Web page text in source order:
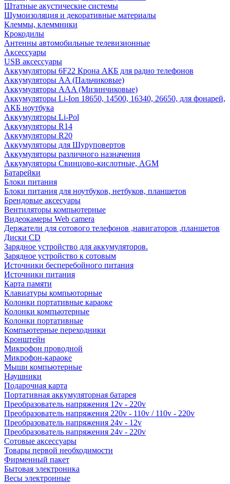
Штатные акустические системы
Шумоизоляция и декоративные материалы
Клеммы, клеммники
Крокодилы
Антенны автомобильные телевизионные
Аксессуары
USB аксессуары
Аккумуляторы 6F22 Крона АКБ для радио телефонов
Аккумуляторы AA (Пальчиковые)
Аккумуляторы AAA (Мизинчиковые)
Аккумуляторы Li-Ion 18650, 14500, 16340, 26650, для фонарей,
АКБ ноутбука
Аккумуляторы Li-Pol
Аккумуляторы R14
Аккумуляторы R20
Аккумуляторы для Шуруповертов
Аккумуляторы различного назначения
Аккумуляторы Свинцово-кислотные, AGM
Батарейки
Блоки питания
Блоки питания для ноутбуков, нетбуков, планшетов
Брендовые аксесуары
Вентиляторы компьютерные
Видеокамеры Web camera
Держатели для сотового телефонов ,навигаторов ,планшетов
Диски CD
Зарядное устройство для аккумуляторов.
Зарядное устройство к сотовым
Источники бесперебойного питания
Источники питания
Карта памяти
Клавиатуры компьюторные
Колонки портативные караоке
Колонки компьютерные
Колонки портативные
Компьютерные переходники
Кронштейн
Микрофон проводной
Микрофон-караоке
Мыши компьютерные
Наушники
Подарочная карта
Портативная аккумуляторная батарея
Преобразователь напряжения 12v - 220v
Преобразователь напряжения 220v - 110v / 110v - 220v
Преобразователь напряжения 24v - 12v
Преобразователь напряжения 24v - 220v
Сотовые аксессуары
Товары первой необходимости
Фирменный пакет
Бытовая электроника
Весы электронные